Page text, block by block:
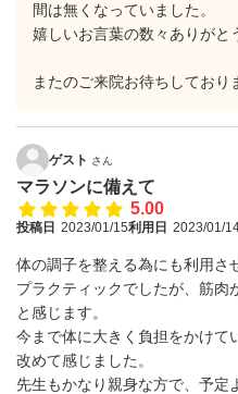
間は無くなっていました。
嬉しいお言葉の数々ありがと
またのご来院お待ちしており
ゲスト さん
マラソンに備えて
5.00
投稿日 2023/01/15利用日 2023/01/
体の調子を整える為にも利用さ
プラクティックでしたが、筋肉
と感じます。
今まで体に大きく負担をかけて
改めて感じました。
先生もかなり親身な方で、予定